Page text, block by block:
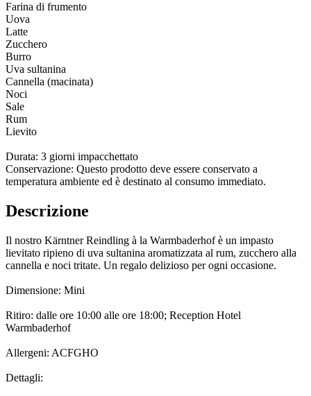
Farina di frumento
Uova
Latte
Zucchero
Burro
Uva sultanina
Cannella (macinata)
Noci
Sale
Rum
Lievito
Durata: 3 giorni impacchettato
Conservazione: Questo prodotto deve essere conservato a
temperatura ambiente ed è destinato al consumo immediato.
Descrizione
Il nostro Kärntner Reindling à la Warmbaderhof è un impasto
lievitato ripieno di uva sultanina aromatizzata al rum, zucchero alla
cannella e noci tritate. Un regalo delizioso per ogni occasione.
Dimensione: Mini
Ritiro: dalle ore 10:00 alle ore 18:00; Reception Hotel
Warmbaderhof
Allergeni: ACFGHO
Dettagli: